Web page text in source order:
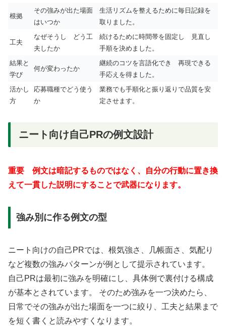
根拠
その強みが出た場面
はいつか
生活リズムを整えるために毎日記録を
取りました。
工夫
なぜそうし どう工
夫したか
続けるために時間帯を固定し 見直し
手順を決めました。
結果と
学び
何が変わったか
継続のコツを言語化でき 再現できる
手応えを得ました。
活かし
方
応募職種でどう使う
か
業務でも手順化と振り返りで品質を安
定させます。
ニート向け自己PRの例文設計
重要 例文は暗記するものではなく、自分の行動に置き換
えて一貫した説明にすることで武器になります。
強み別に作る例文の型
ニート向けの自己PRでは、根気強さ、几帳面さ、気配り
など複数の強みパターンが例として提示されています。
自己PRは最初に強みを明確にし、具体例で裏付ける構成
が基本とされています。 そのため強みを一つ決めたら、
日常でその強みが出た場面を一つに絞り、工夫と結果まで
を短く書くと読みやすくなります。